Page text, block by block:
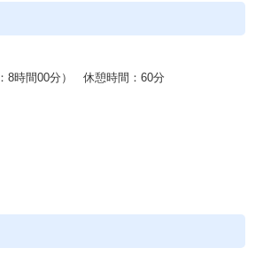
8時間00分） 休憩時間：60分